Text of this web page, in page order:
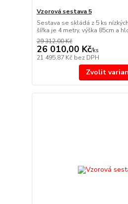
Vzorová sestava 5
Sestava se skládá z 5 ks
šířka je 4 metry, výška 85cm a
29 312,00 Kč
26 010,00 Kč/ks
21 495,87 Kč bez DPH
Zvolit